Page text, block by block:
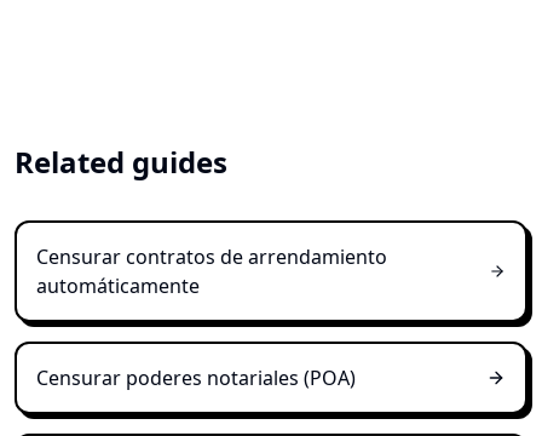
Related guides
Censurar contratos de arrendamiento
automáticamente
Censurar poderes notariales (POA)